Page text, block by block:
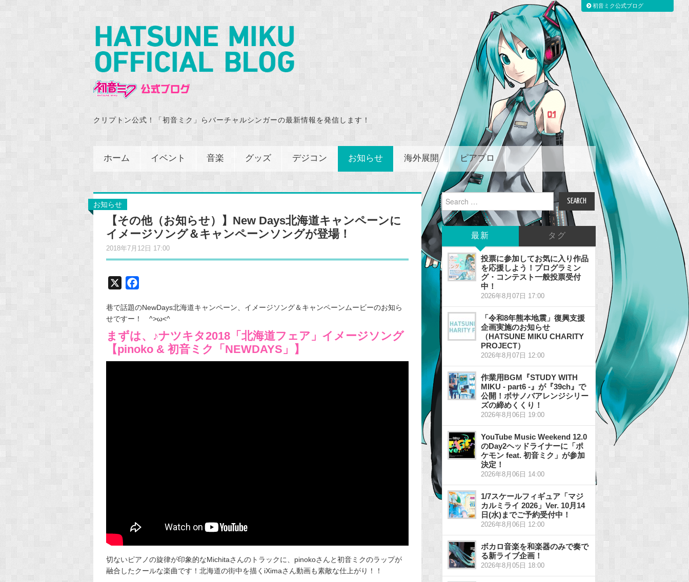
クリプトン公式！「初音ミク」らバーチャルシンガーの最新情報を発信します！
ホーム イベント 音楽 グッズ デジコン お知らせ 海外展開 ピアプロ
お知らせ
【その他（お知らせ）】New Days北海道キャンペーンに
イメージソング＆キャンペーンソングが登場！
2018年7月12日 17:00
c
b
o
o
巷で話題のNewDays北海道キャンペーン、イメージソング＆キャンペーンムービーのお知ら
せですー！ ^>ω<^
まずは、♪ナツキタ2018「北海道フェア」イメージソング
【pinoko & 初音ミク「NEWDAYS」】
切ないピアノの旋律が印象的なMichitaさんのトラックに、pinokoさんと初音ミクのラップが
融合したクールな楽曲です！北海道の街中を描くiXimaさん動画も素敵な仕上がり！！
Search
for:
最新 タグ
投票に参加してお気に入り作品
を応援しよう！プログラミン
グ・コンテスト一般投票受付
中！
2026年8月07日 17:00
「令和8年熊本地震」復興支援
企画実施のお知らせ
（HATSUNE MIKU CHARITY
PROJECT）
2026年8月07日 12:00
作業用BGM『STUDY WITH
MIKU - part6 -』が『39ch』で
公開！ボサノバアレンジシリー
ズの締めくくり！
2026年8月06日 19:00
YouTube Music Weekend 12.0
のDay2ヘッドライナーに「ポ
ケモン feat. 初音ミク」が参加
決定！
2026年8月06日 14:00
1/7スケールフィギュア「マジ
カルミライ 2026」Ver. 10月14
日(水)までご予約受付中！
2026年8月06日 12:00
ボカロ音楽を和楽器のみで奏で
る新ライブ企画！
2026年8月05日 18:00
初音ミク公式ブログ